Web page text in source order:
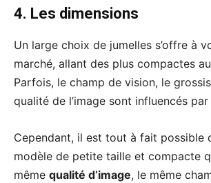
4. Les dimensions
Un large choix de jumelles s’offre à
marché, allant des plus compactes
Parfois, le champ de vision, le
qualité de l’image sont influencés
Cependant, il est tout à fait possible
modèle de petite taille et compacte
même qualité d’image, le même